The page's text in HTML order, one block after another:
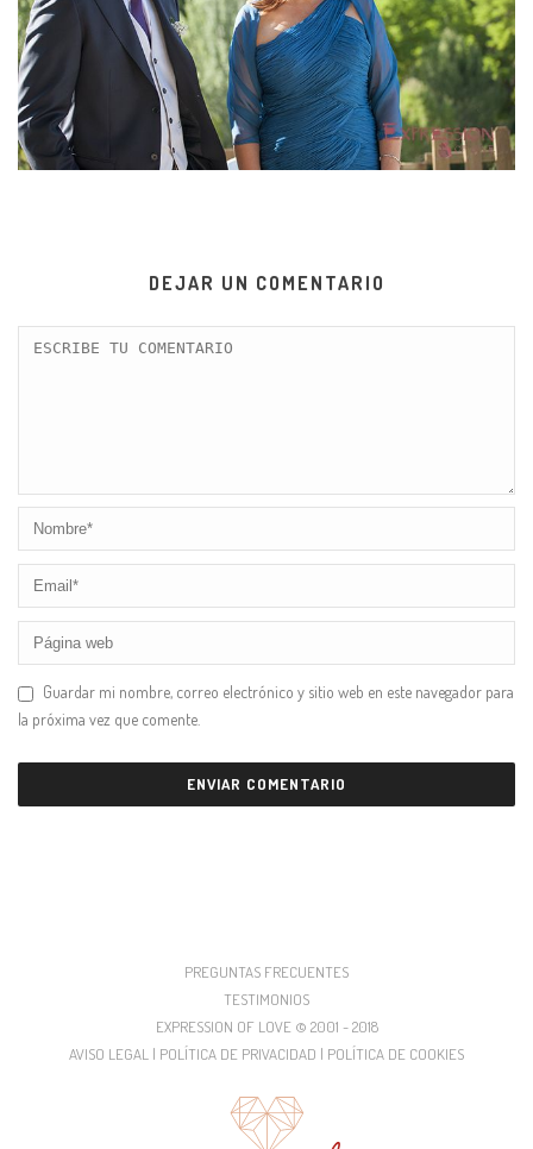
DEJAR UN COMENTARIO
Guardar mi nombre, correo electrónico y sitio web en este navegador para
la próxima vez que comente.
PREGUNTAS FRECUENTES
TESTIMONIOS
EXPRESSION OF LOVE © 2001 - 2018
AVISO LEGAL | POLÍTICA DE PRIVACIDAD | POLÍTICA DE COOKIES